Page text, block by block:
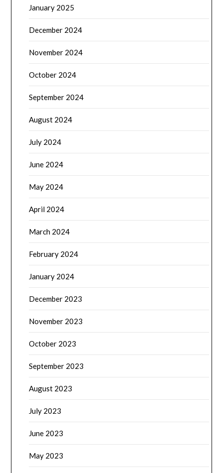
January 2025
December 2024
November 2024
October 2024
September 2024
August 2024
July 2024
June 2024
May 2024
April 2024
March 2024
February 2024
January 2024
December 2023
November 2023
October 2023
September 2023
August 2023
July 2023
June 2023
May 2023